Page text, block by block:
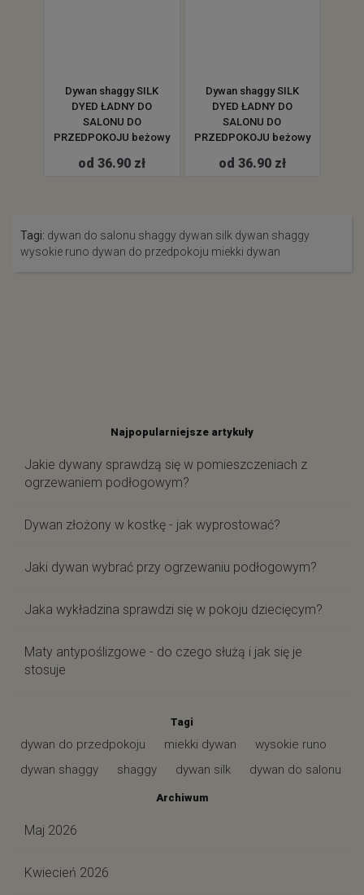
Dywan shaggy SILK
DYED ŁADNY DO
SALONU DO
PRZEDPOKOJU beżowy
od 36.90 zł
Dywan shaggy SILK
DYED ŁADNY DO
SALONU DO
PRZEDPOKOJU beżowy
od 36.90 zł
Tagi: dywan do salonu shaggy dywan silk dywan shaggy
wysokie runo dywan do przedpokoju miekki dywan
Najpopularniejsze artykuły
Jakie dywany sprawdzą się w pomieszczeniach z
ogrzewaniem podłogowym?
Dywan złożony w kostkę - jak wyprostować?
Jaki dywan wybrać przy ogrzewaniu podłogowym?
Jaka wykładzina sprawdzi się w pokoju dziecięcym?
Maty antypoślizgowe - do czego służą i jak się je
stosuje
Tagi
dywan do przedpokoju miekki dywan
wysokie runo
dywan shaggy
shaggy dywan silk dywan do salonu
Archiwum
Maj 2026
Kwiecień 2026